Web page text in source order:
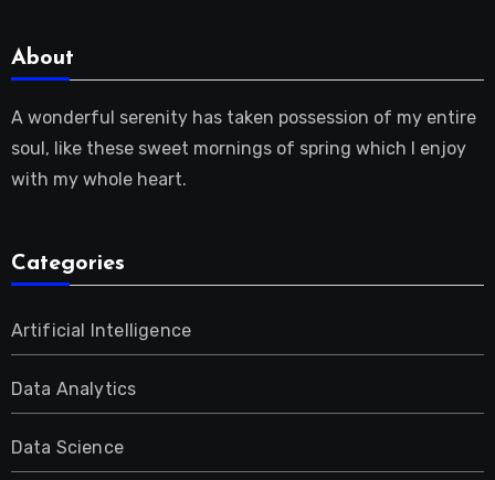
About
A wonderful serenity has taken possession of my entire
soul, like these sweet mornings of spring which I enjoy
with my whole heart.
Categories
Artificial Intelligence
Data Analytics
Data Science